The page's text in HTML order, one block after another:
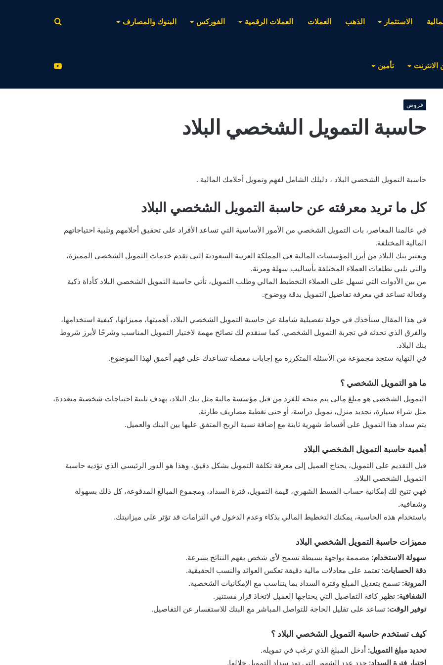
الاستثمار الذهب العملات العملات الرقمية الفوركس البنوك والمصارف
الانترنت تأمين عن
قروض
حاسبة التمويل الشخصي البلاد
حاسبة التمويل الشخصي البلاد ، دليلك الشامل لفهم وتمويل أحلامك المالية .
كل ما تريد معرفته عن حاسبة التمويل الشخصي البلاد
في عالمنا المعاصر، بات التمويل الشخصي من الأمور الأساسية التي تساعد الأفراد على تحقيق أحلامهم وتلبية احتياجاتهم
المالية المختلفة.
ويعتبر بنك البلاد من أبرز المؤسسات المالية في المملكة العربية السعودية التي تقدم خدمات التمويل الشخصي المميزة،
والتي تلبي تطلعات العملاء المختلفة بأساليب سهلة ومرنة.
من بين الأدوات التي تسهل على العملاء التخطيط المالي وطلب التمويل، تأتي حاسبة التمويل الشخصي البلاد كأداة ذكية
وفعالة تساعد في معرفة تفاصيل التمويل بدقة ووضوح.
في هذا المقال سنأخذك في جولة تفصيلية شاملة عن حاسبة التمويل الشخصي البلاد، أهميتها، مميزاتها، كيفية استخدامها،
والفرق الذي تحدثه في تجربة التمويل الشخصي. كما سنقدم لك نصائح مهمة لاختيار التمويل المناسب وشرحًا لأبرز شروط
بنك البلاد.
في النهاية ستجد مجموعة من الأسئلة المتكررة مع إجابات مفصلة تساعدك على فهم أعمق لهذا الموضوع.
ما هو التمويل الشخصي ؟
التمويل الشخصي هو مبلغ مالي يتم منحه للفرد من قبل مؤسسة مالية مثل بنك البلاد، بهدف تلبية احتياجات شخصية متعددة،
مثل شراء سيارة، تجديد منزل، تمويل دراسة، أو حتى تغطية مصاريف طارئة.
يتم سداد هذا التمويل على أقساط شهرية ثابتة مع إضافة نسبة الربح المتفق عليها بين البنك والعميل.
أهمية حاسبة التمويل الشخصي البلاد
قبل التقديم على التمويل، يحتاج العميل إلى معرفة تكلفة التمويل بشكل دقيق، وهذا هو الدور الرئيسي الذي تؤديه حاسبة
التمويل الشخصي البلاد.
فهي تتيح لك إمكانية حساب القسط الشهري، قيمة التمويل، فترة السداد، ومجموع المبالغ المدفوعة، كل ذلك بسهولة
وشفافية.
باستخدام هذه الحاسبة، يمكنك التخطيط المالي بذكاء وعدم الدخول في التزامات قد تؤثر على ميزانيتك.
مميزات حاسبة التمويل الشخصي البلاد
سهولة الاستخدام: مصممة بواجهة بسيطة تسمح لأي شخص بفهم النتائج بسرعة.
دقة الحسابات: تعتمد على معادلات مالية دقيقة تعكس العوائد والنسب الحقيقية.
المرونة: تسمح بتعديل المبلغ وفترة السداد بما يتناسب مع الإمكانيات الشخصية.
الشفافية: تظهر كافة التفاصيل التي يحتاجها العميل لاتخاذ قرار مستنير.
توفير الوقت: تساعد على تقليل الحاجة للتواصل المباشر مع البنك للاستفسار عن التفاصيل.
كيف تستخدم حاسبة التمويل الشخصي البلاد ؟
تحديد مبلغ التمويل: أدخل المبلغ الذي ترغب في تمويله.
اختيار فترة السداد: حدد عدد الشهور التي تود سداد التمويل خلالها.